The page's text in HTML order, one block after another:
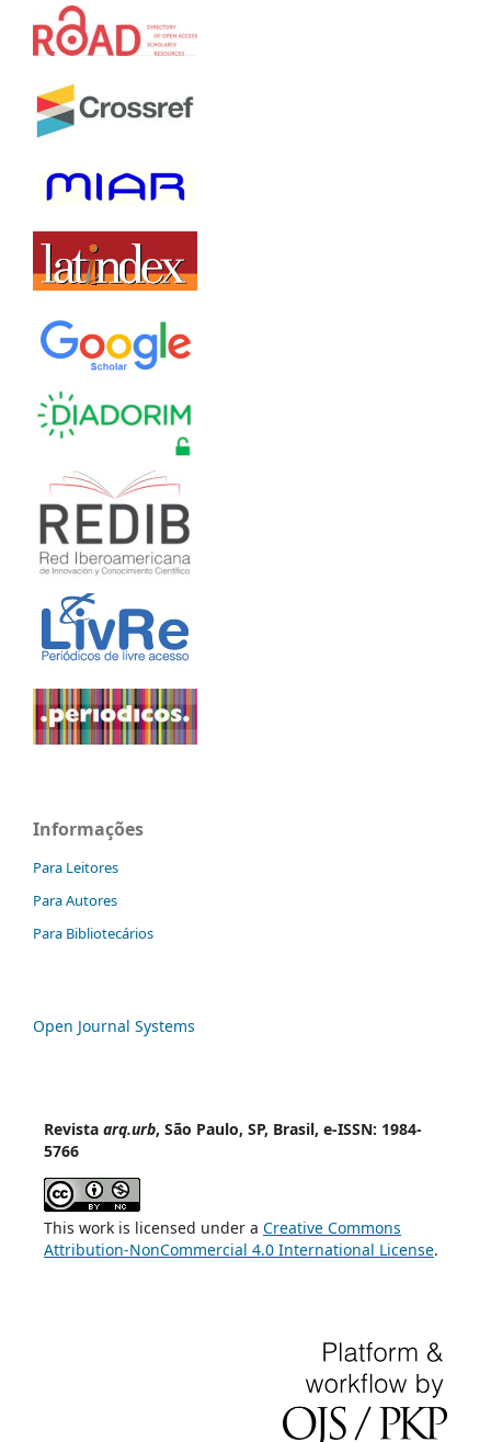
Informações
Para Leitores
Para Autores
Para Bibliotecários
Open Journal Systems
Revista arq.urb, São Paulo, SP, Brasil, e-ISSN: 1984-
5766
This work is licensed under a Creative Commons
Attribution-NonCommercial 4.0 International License.